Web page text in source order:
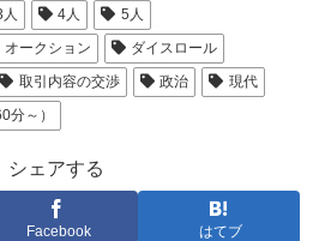
4人
5人
オークション
ダイスロール
取引内容の交渉 政治
現代
分～）
シェアする
Facebook はてブ